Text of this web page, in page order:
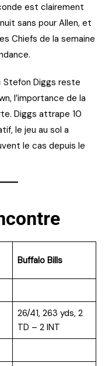
est clairement
sans pour Allen, et
Chiefs de la semaine
Stefon Diggs reste
l’importance de la
Diggs attrape 10
le jeu au sol a
le cas depuis le
Buffalo Bills
26/41, 263 yds, 2
TD – 2 INT